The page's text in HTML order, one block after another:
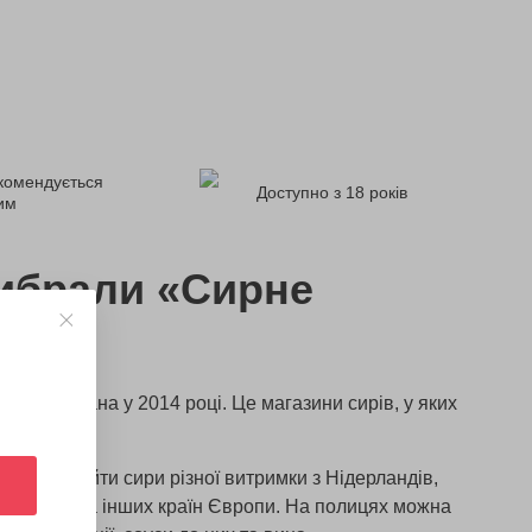
Доступно з 18 років
«Сирне
заснована у 2014 році. Це магазини сирів, у яких
знайти сири різної витримки з Нідерландів,
Норвегії та інших країн Європи. На полицях можна